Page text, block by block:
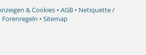
& Cookies • AGB • Netiquette /
Forenregeln • Sitemap